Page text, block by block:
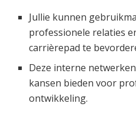
Jullie kunnen
professionele relaties
carrièrepad te
Deze interne
kansen bieden voor
ontwikkeling.